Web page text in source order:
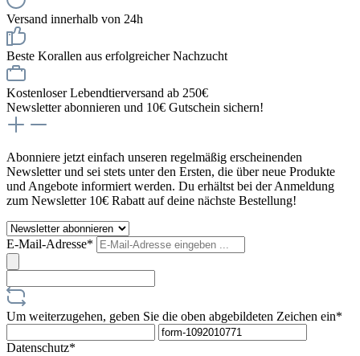
Versand innerhalb von 24h
Beste Korallen aus erfolgreicher Nachzucht
Kostenloser Lebendtierversand ab 250€
Newsletter abonnieren und 10€ Gutschein sichern!
Abonniere jetzt einfach unseren regelmäßig erscheinenden
Newsletter und sei stets unter den Ersten, die über neue Produkte
und Angebote informiert werden. Du erhältst bei der Anmeldung
zum Newsletter 10€ Rabatt auf deine nächste Bestellung!
E-Mail-Adresse*
Um weiterzugehen, geben Sie die oben abgebildeten Zeichen ein*
Datenschutz*